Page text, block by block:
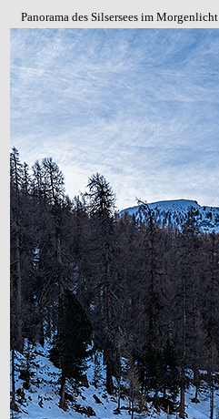
Panorama des Silsersees im Morgenlicht